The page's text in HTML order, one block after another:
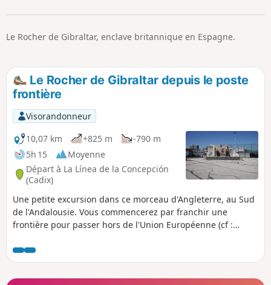
Le Rocher de Gibraltar, enclave britannique en Espagne.
Le Rocher de Gibraltar depuis le poste
frontière
Visorandonneur
10,07 km
+825 m
-790 m
5h 15
Moyenne
Départ à La Línea de la Concepción
(Cadix)
Une petite excursion dans ce morceau d'Angleterre, au Sud
de l'Andalousie. Vous commencerez par franchir une
frontière pour passer hors de l'Union Européenne (cf :
aéroport international, ce qui est une expérience plutôt
rare. Vous déambulerez ensuite dans les rues anciennes de
Gibraltar. Vous pourrez alors commencer l'ascension du